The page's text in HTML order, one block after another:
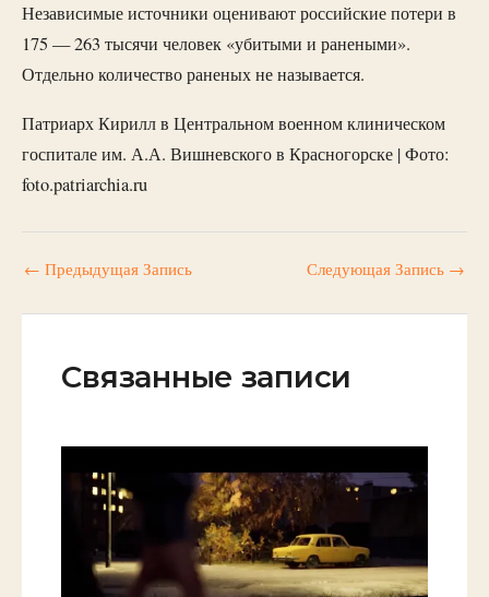
Независимые источники оценивают российские потери в
175 — 263 тысячи человек «убитыми и ранеными».
Отдельно количество раненых не называется.
Патриарх Кирилл в Центральном военном клиническом
госпитале им. А.А. Вишневского в Красногорске | Фото:
foto.patriarchia.ru
← Предыдущая Запись Следующая Запись →
Связанные записи